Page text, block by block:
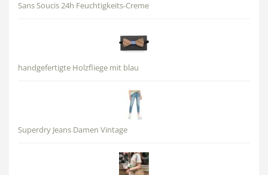
Sans Soucis 24h Feuchtigkeits-Creme
handgefertigte Holzfliege mit blau
Superdry Jeans Damen Vintage